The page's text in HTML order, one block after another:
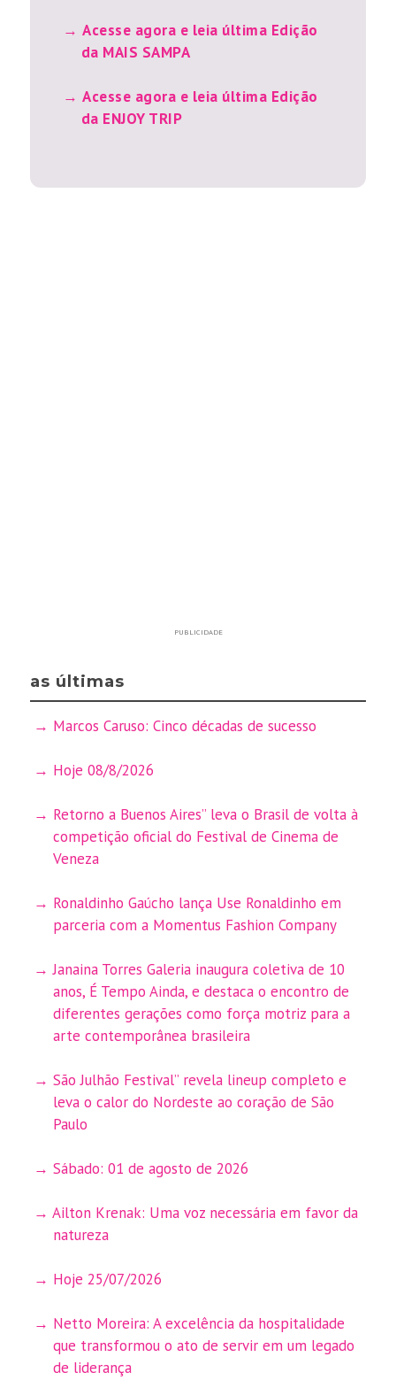
Acesse agora e leia última Edição
da MAIS SAMPA
Acesse agora e leia última Edição
da ENJOY TRIP
PUBLICIDADE
as últimas
Marcos Caruso: Cinco décadas de sucesso
Hoje 08/8/2026
Retorno a Buenos Aires” leva o Brasil de volta à
competição oficial do Festival de Cinema de
Veneza
Ronaldinho Gaúcho lança Use Ronaldinho em
parceria com a Momentus Fashion Company
Janaina Torres Galeria inaugura coletiva de 10
anos, É Tempo Ainda, e destaca o encontro de
diferentes gerações como força motriz para a
arte contemporânea brasileira
São Julhão Festival” revela lineup completo e
leva o calor do Nordeste ao coração de São
Paulo
Sábado: 01 de agosto de 2026
Ailton Krenak: Uma voz necessária em favor da
natureza
Hoje 25/07/2026
Netto Moreira: A excelência da hospitalidade
que transformou o ato de servir em um legado
de liderança